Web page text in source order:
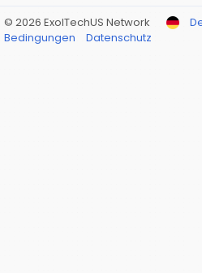
© 2026 ExolTechUS Network
Bedingungen
Datenschutz